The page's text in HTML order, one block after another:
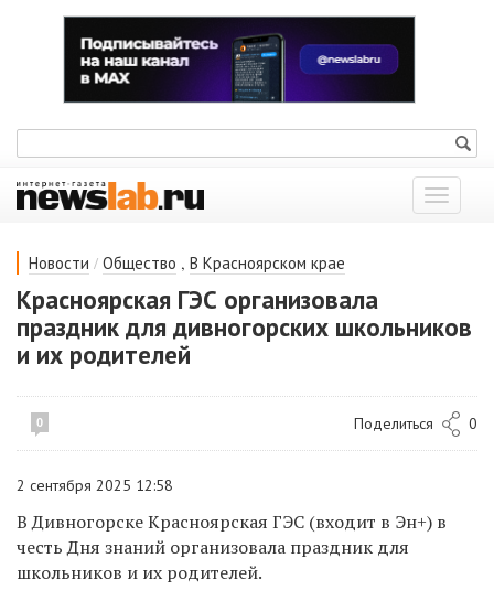
Показать
меню
Новости / Общество , В Красноярском крае
Красноярская ГЭС организовала
праздник для дивногорских школьников
и их родителей
0 Поделиться 0
2 сентября 2025 12:58
В Дивногорске Красноярская ГЭС (входит в Эн+) в
честь Дня знаний организовала праздник для
школьников и их родителей.